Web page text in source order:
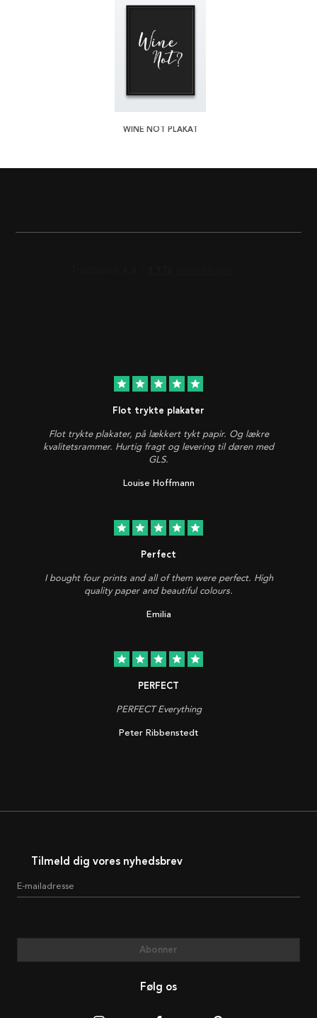
WINE NOT PLAKAT
star star star star star
Flot trykte plakater
Flot trykte plakater, på lækkert tykt papir. Og lækre
kvalitetsrammer. Hurtig fragt og levering til døren med
GLS.
Louise Hoffmann
star star star star star
Perfect
I bought four prints and all of them were perfect. High
quality paper and beautiful colours.
Emilia
star star star star star
PERFECT
PERFECT Everything
Peter Ribbenstedt
Tilmeld dig vores nyhedsbrev
E-mailadresse
Abonner
Følg os